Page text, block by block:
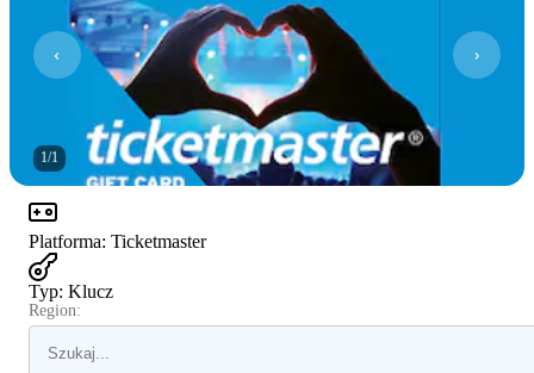
1/1
Platforma: Ticketmaster
Typ: Klucz
Region: